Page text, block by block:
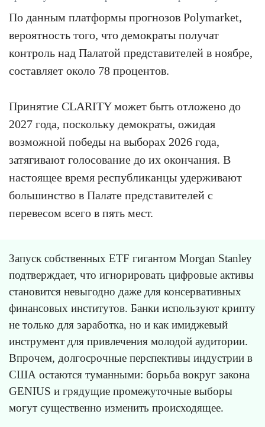
По данным платформы прогнозов Polymarket,
вероятность того, что демократы получат
контроль над Палатой представителей в ноябре,
составляет около 78 процентов.
Принятие CLARITY может быть отложено до
2027 года, поскольку демократы, ожидая
возможной победы на выборах 2026 года,
затягивают голосование до их окончания. В
настоящее время республиканцы удерживают
большинство в Палате представителей с
перевесом всего в пять мест.
Запуск собственных ETF гигантом Morgan Stanley
подтверждает, что игнорировать цифровые активы
становится невыгодно даже для консервативных
финансовых институтов. Банки используют крипту
не только для заработка, но и как имиджевый
инструмент для привлечения молодой аудитории.
Впрочем, долгосрочные перспективы индустрии в
США остаются туманными: борьба вокруг закона
GENIUS и грядущие промежуточные выборы
могут существенно изменить происходящее.